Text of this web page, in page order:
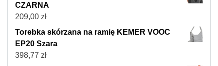
CZARNA
209,00 zł
Torebka skórzana na ramię KEMER VOOC
EP20 Szara
398,77 zł